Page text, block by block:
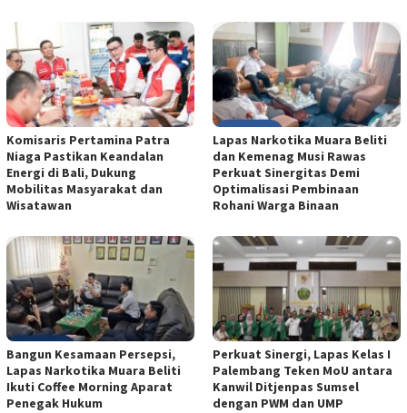
Komisaris Pertamina Patra
Niaga Pastikan Keandalan
Energi di Bali, Dukung
Mobilitas Masyarakat dan
Wisatawan
Lapas Narkotika Muara Beliti
dan Kemenag Musi Rawas
Perkuat Sinergitas Demi
Optimalisasi Pembinaan
Rohani Warga Binaan
Bangun Kesamaan Persepsi,
Lapas Narkotika Muara Beliti
Ikuti Coffee Morning Aparat
Penegak Hukum
Perkuat Sinergi, Lapas Kelas I
Palembang Teken MoU antara
Kanwil Ditjenpas Sumsel
dengan PWM dan UMP